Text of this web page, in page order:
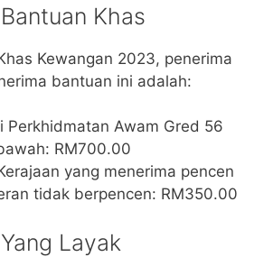
Khas
Kewangan 2023, penerima
bantuan ini adalah:
Perkhidmatan Awam Gred 56
RM700.00
yang menerima pencen
tidak berpencen: RM350.00
Layak